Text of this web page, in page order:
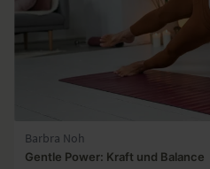
Barbra Noh
Gentle Power: Kraft und Balance